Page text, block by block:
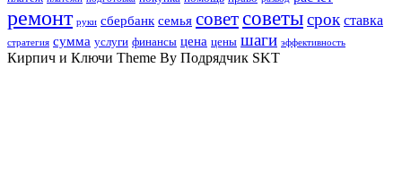
ремонт руки сбербанк семья советсоветысрок ставка
стратегия сумма услуги финансы цена цены шаги эффективность
Кирпич и Ключи Theme By Подрядчик SKT